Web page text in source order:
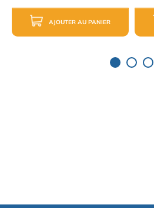
AJOUTER AU PANIER